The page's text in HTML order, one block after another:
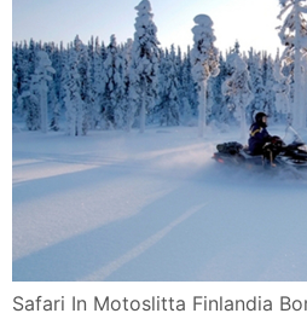
Safari In Motoslitta Finlandia